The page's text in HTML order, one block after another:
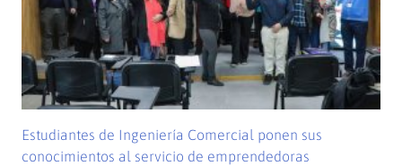
Estudiantes de Ingeniería Comercial ponen sus
conocimientos al servicio de emprendedoras